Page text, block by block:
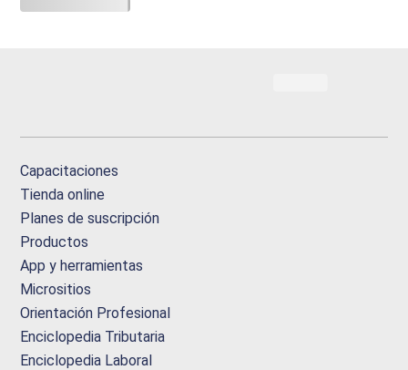
Capacitaciones
Tienda online
Planes de suscripción
Productos
App y herramientas
Micrositios
Orientación Profesional
Enciclopedia Tributaria
Enciclopedia Laboral